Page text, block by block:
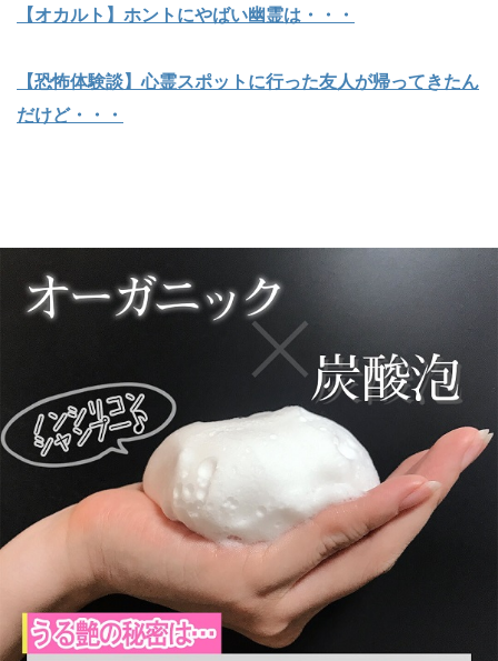
【オカルト】ホントにやばい幽霊は・・・
【恐怖体験談】心霊スポットに行った友人が帰ってきたん
だけど・・・